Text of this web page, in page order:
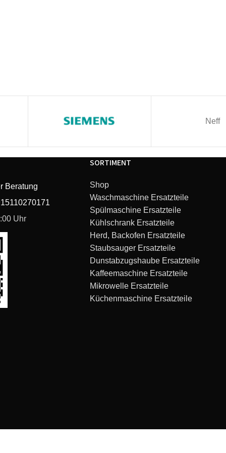
Neff
Beratung
Uhr
SORTIMENT
Shop
Waschmaschine Ersatzteile
Spülmaschine Ersatzteile
Kühlschrank Ersatzteile
Herd, Backofen Ersatzteile
Staubsauger Ersatzteile
Dunstabzugshaube Ersatzteile
Kaffeemaschine Ersatzteile
Mikrowelle Ersatzteile
Küchenmaschine Ersatzteile